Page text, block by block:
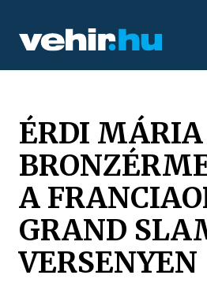
ÉRDI MÁRIA
A
GRAND
VERSENYEN